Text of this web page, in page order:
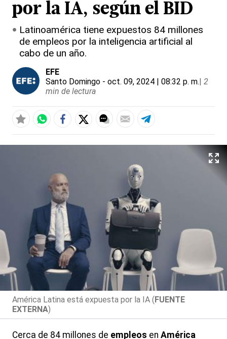
por la IA, según el BID
Latinoamérica tiene expuestos 84 millones
de empleos por la inteligencia artificial al
cabo de un año.
EFE
Santo Domingo - oct. 09, 2024 | 08:32 p. m.| 2
min de lectura
América Latina está expuesta por la IA (FUENTE
EXTERNA)
Cerca de 84 millones de empleos en América